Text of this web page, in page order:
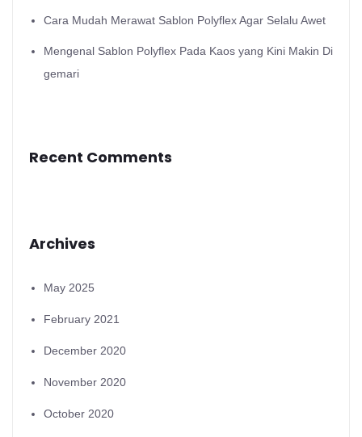
Cara Mudah Merawat Sablon Polyflex Agar Selalu Awet
Mengenal Sablon Polyflex Pada Kaos yang Kini Makin Di
gemari
Recent Comments
Archives
May 2025
February 2021
December 2020
November 2020
October 2020